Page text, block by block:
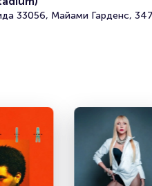
бронирования по телефону
Продать билет
Организаторам
33056, Майами Гарденс,